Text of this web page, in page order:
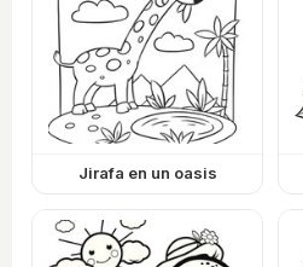
Jirafa en un oasis